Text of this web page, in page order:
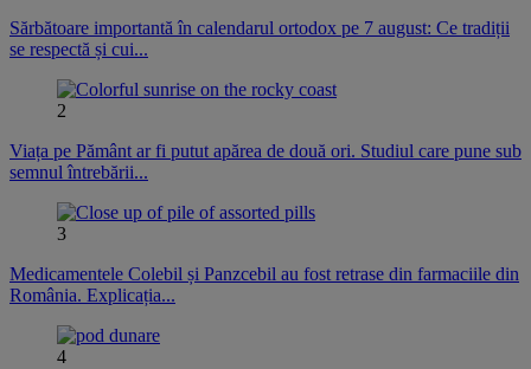
Sărbătoare importantă în calendarul ortodox pe 7 august: Ce tradiții
se respectă și cui...
2
Viața pe Pământ ar fi putut apărea de două ori. Studiul care pune sub
semnul întrebării...
3
Medicamentele Colebil și Panzcebil au fost retrase din farmaciile din
România. Explicația...
4